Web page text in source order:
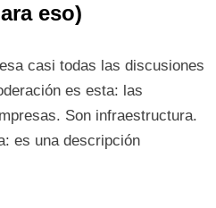
eso)
casi todas las discusiones
es esta: las
Son infraestructura.
es una descripción